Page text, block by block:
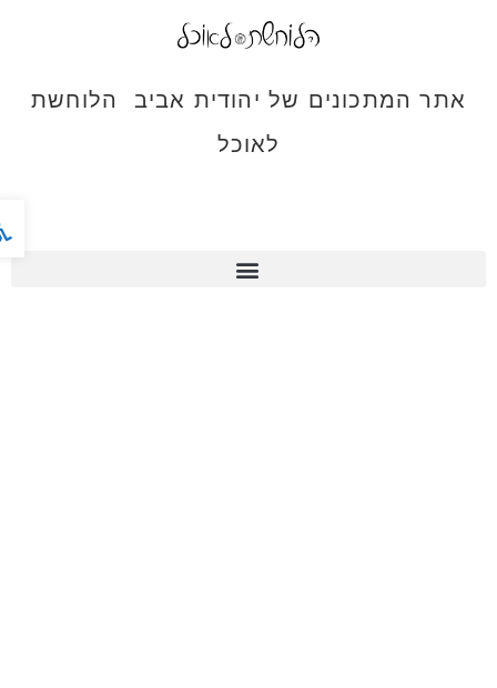
אתר המתכונים של יהודית אביב הלוחשת
לאוכל